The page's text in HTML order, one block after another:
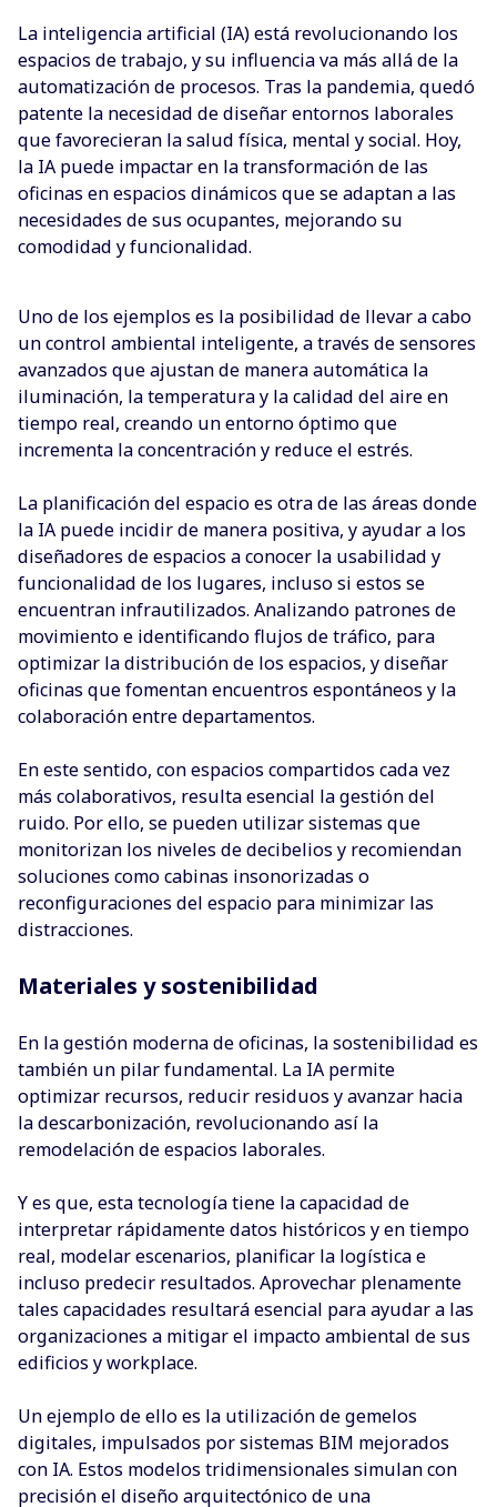
La inteligenciaartificial (IA) está revolucionando los
espacios de trabajo, y su influencia va más allá de la
automatización de procesos. Tras la pandemia, quedó
patente la necesidad de diseñar entornos laborales
que favorecieran la salud física, mental y social. Hoy,
la IA puede impactar en la transformación de las
oficinas en espacios dinámicos que se adaptan a las
necesidades de sus ocupantes, mejorando su
comodidad y funcionalidad.
Uno de los ejemplos es la posibilidad de llevar a cabo
un control ambiental inteligente, a través de sensores
avanzados que ajustan de manera automática la
iluminación, la temperatura y la calidad del aire en
tiempo real, creando un entorno óptimo que
incrementa la concentración y reduce el estrés.
La planificación del espacio es otra de las áreas donde
la IA puede incidir de manera positiva, y ayudar a los
diseñadores de espacios a conocer la usabilidad y
funcionalidad de los lugares, incluso si estos se
encuentran infrautilizados. Analizando patrones de
movimiento e identificando flujos de tráfico, para
optimizar la distribución de los espacios, y diseñar
oficinas que fomentan encuentros espontáneos y la
colaboración entre departamentos.
En este sentido, con espacios compartidos cada vez
más colaborativos, resulta esencial la gestión del
ruido. Por ello, se pueden utilizar sistemas que
monitorizan los niveles de decibelios y recomiendan
soluciones como cabinas insonorizadas o
reconfiguraciones del espacio para minimizar las
distracciones.
Materiales y sostenibilidad
En la gestión moderna de oficinas, la sostenibilidad es
también un pilar fundamental. La IA permite
optimizar recursos, reducir residuos y avanzar hacia
la descarbonización, revolucionando así la
remodelación de espacios laborales.
Y es que, esta tecnología tiene la capacidad de
interpretar rápidamente datos históricos y en tiempo
real, modelar escenarios, planificar la logística e
incluso predecir resultados. Aprovechar plenamente
tales capacidades resultará esencial para ayudar a las
organizaciones a mitigar el impacto ambiental de sus
edificios y workplace.
Un ejemplo de ello es la utilización de gemelos
digitales, impulsados por sistemas BIM mejorados
con IA. Estos modelos tridimensionales simulan con
precisión el diseño arquitectónico de una